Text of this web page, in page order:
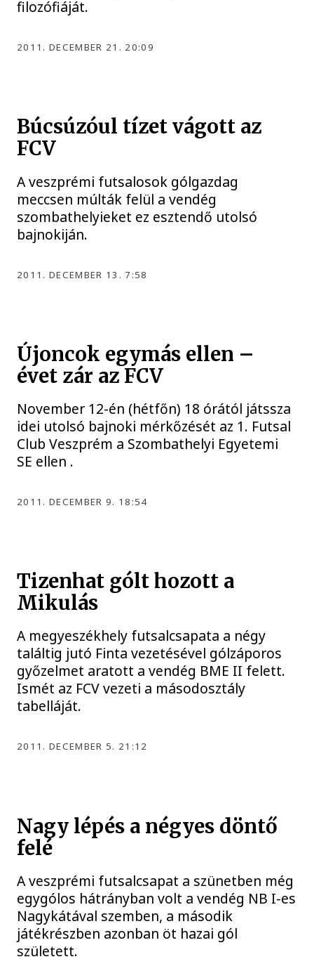
filozófiáját.
2011. DECEMBER 21. 20:09
Búcsúzóul tízet vágott az
FCV
A veszprémi futsalosok gólgazdag
meccsen múlták felül a vendég
szombathelyieket ez esztendő utolsó
bajnokiján.
2011. DECEMBER 13. 7:58
Újoncok egymás ellen –
évet zár az FCV
November 12-én (hétfőn) 18 órától játssza
idei utolsó bajnoki mérkőzését az 1. Futsal
Club Veszprém a Szombathelyi Egyetemi
SE ellen .
2011. DECEMBER 9. 18:54
Tizenhat gólt hozott a
Mikulás
A megyeszékhely futsalcsapata a négy
találtig jutó Finta vezetésével gólzáporos
győzelmet aratott a vendég BME II felett.
Ismét az FCV vezeti a másodosztály
tabelláját.
2011. DECEMBER 5. 21:12
Nagy lépés a négyes döntő
felé
A veszprémi futsalcsapat a szünetben még
egygólos hátrányban volt a vendég NB I-es
Nagykátával szemben, a második
játékrészben azonban öt hazai gól
született.